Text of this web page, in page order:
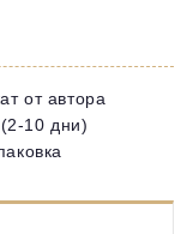
от автора
10 дни)